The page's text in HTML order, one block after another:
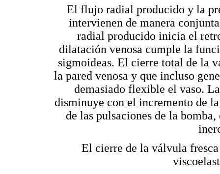
El flujo radial producido y la
intervienen de manera
radial producido inicia el
dilatación venosa cumple la
sigmoideas. El cierre total de la
la pared venosa y que incluso
demasiado flexible el vaso.
disminuye con el incremento de
de las pulsaciones de la
El cierre de la válvula